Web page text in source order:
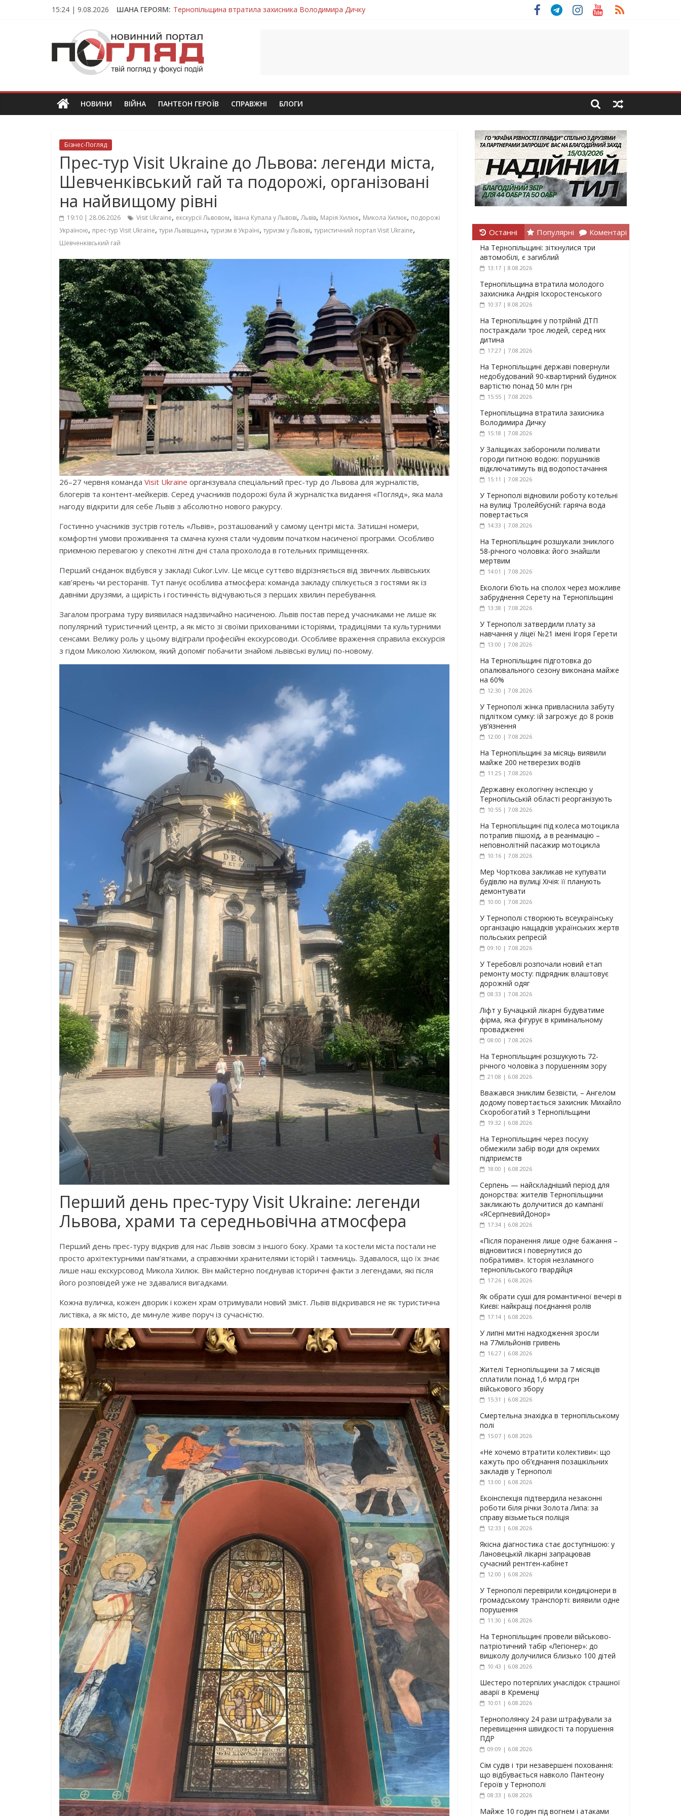
15:24 | 9.08.2026 ШАНА ГЕРОЯМ: Тернопільщина втратила захисника Володимира Дичку
На війні загинув молодий захисник Дмитро Березко з Тернопільщини
Тернопільщина втратила захисника Володимира Вельму
Тернопільщина втратила молодого захисника Андрія Іскоростенського
ПОГЛЯД
Новини
Тернополя.
новини
та
НОВИНИ ВІЙНА ПАНТЕОН ГЕРОЇВ СПРАВЖНІ БЛОГИ
Бізнес-Погляд
Прес-тур Visit Ukraine до Львова: легенди міста,
Шевченківський гай та подорожі, організовані
на найвищому рівні
19:10 | 28.06.2026 Visit Ukraine, екскурсії Львовом, Івана Купала у Львові,Львів, Марія Хилюк, Микола Хилюк, подорожі
Україною, прес-тур Visit Ukraine, тури Львівщина, туризм в Україні, туризм у Львові, туристичний портал Visit Ukraine,
Шевченківський гай
26–27 червня команда Visit Ukraine організувала спеціальний прес-тур до Львова для журналістів,
блогерів та контент-мейкерів. Серед учасників подорожі була й журналістка видання «Погляд», яка мала
нагоду відкрити для себе Львів з абсолютно нового ракурсу.
Гостинно учасників зустрів готель «Львів», розташований у самому центрі міста. Затишні номери,
комфортні умови проживання та смачна кухня стали чудовим початком насиченої програми. Особливо
приємною перевагою у спекотні літні дні стала прохолода в готельних приміщеннях.
Перший сніданок відбувся у закладі Cukor.Lviv. Це місце суттєво відрізняється від звичних львівських
кав’ярень чи ресторанів. Тут панує особлива атмосфера: команда закладу спілкується з гостями як із
давніми друзями, а щирість і гостинність відчуваються з перших хвилин перебування.
Загалом програма туру виявилася надзвичайно насиченою. Львів постав перед учасниками не лише як
популярний туристичний центр, а як місто зі своїми прихованими історіями, традиціями та культурними
сенсами. Велику роль у цьому відіграли професійні екскурсоводи. Особливе враження справила екскурсія
з гідом Миколою Хилюком, який допоміг побачити знайомі львівські вулиці по-новому.
Перший день прес-туру Visit Ukraine: легенди
Львова, храми та середньовічна атмосфера
Перший день прес-туру відкрив для нас Львів зовсім з іншого боку. Храми та костели міста постали не
просто архітектурними пам’ятками, а справжніми хранителями історій і таємниць. Здавалося, що їх знає
лише наш екскурсовод Микола Хилюк. Він майстерно поєднував історичні факти з легендами, які після
його розповідей уже не здавалися вигадками.
Кожна вуличка, кожен дворик і кожен храм отримували новий зміст. Львів відкривався не як туристична
листівка, а як місто, де минуле живе поруч із сучасністю.
Останні Популярні Коментарі
На Тернопільщині: зіткнулися три
автомобілі, є загиблий
13:17 | 8.08.2026
Тернопільщина втратила молодого
захисника Андрія Іскоростенського
10:37 | 8.08.2026
На Тернопільщині у потрійній ДТП
постраждали троє людей, серед них
дитина
17:27 | 7.08.2026
На Тернопільщині державі повернули
недобудований 90-квартирний будинок
вартістю понад 50 млн грн
15:55 | 7.08.2026
Тернопільщина втратила захисника
Володимира Дичку
15:18 | 7.08.2026
У Заліщиках заборонили поливати
городи питною водою: порушників
відключатимуть від водопостачання
15:11 | 7.08.2026
У Тернополі відновили роботу котельні
на вулиці Тролейбусній: гаряча вода
повертається
14:33 | 7.08.2026
На Тернопільщині розшукали зниклого
58-річного чоловіка: його знайшли
мертвим
14:01 | 7.08.2026
Екологи б’ють на сполох через можливе
забруднення Серету на Тернопільщині
13:38 | 7.08.2026
У Тернополі затвердили плату за
навчання у ліцеї №21 імені Ігоря Герети
13:00 | 7.08.2026
На Тернопільщині підготовка до
опалювального сезону виконана майже
на 60%
12:30 | 7.08.2026
У Тернополі жінка привласнила забуту
підлітком сумку: їй загрожує до 8 років
ув’язнення
12:00 | 7.08.2026
На Тернопільщині за місяць виявили
майже 200 нетверезих водіїв
11:25 | 7.08.2026
Державну екологічну інспекцію у
Тернопільській області реорганізують
10:55 | 7.08.2026
На Тернопільщині під колеса мотоцикла
потрапив пішохід, а в реанімацію –
неповнолітній пасажир мотоцикла
10:16 | 7.08.2026
Мер Чорткова закликав не купувати
будівлю на вулиці Хічія: її планують
демонтувати
10:00 | 7.08.2026
У Тернополі створюють всеукраїнську
організацію нащадків українських жертв
польських репресій
09:10 | 7.08.2026
У Теребовлі розпочали новий етап
ремонту мосту: підрядник влаштовує
дорожній одяг
08:33 | 7.08.2026
Ліфт у Бучацькій лікарні будуватиме
фірма, яка фігурує в кримінальному
провадженні
08:00 | 7.08.2026
На Тернопільщині розшукують 72-
річного чоловіка з порушенням зору
21:08 | 6.08.2026
Вважався зниклим безвісти, – Ангелом
додому повертається захисник Михайло
Скоробогатий з Тернопільщини
19:32 | 6.08.2026
На Тернопільщині через посуху
обмежили забір води для окремих
підприємств
18:00 | 6.08.2026
Серпень — найскладніший період для
донорства: жителів Тернопільщини
закликають долучитися до кампанії
«ЯСерпневийДонор»
17:34 | 6.08.2026
«Після поранення лише одне бажання –
відновитися і повернутися до
побратимів». Історія незламного
тернопільського гвардійця
17:26 | 6.08.2026
Як обрати суші для романтичної вечері в
Києві: найкращі поєднання ролів
17:14 | 6.08.2026
У липні митні надходження зросли
на 77мільйонів гривень
16:27 | 6.08.2026
Жителі Тернопільщини за 7 місяців
сплатили понад 1,6 млрд грн
військового збору
15:31 | 6.08.2026
Смертельна знахідка в тернопільському
полі
15:07 | 6.08.2026
«Не хочемо втратити колективи»: що
кажуть про об’єднання позашкільних
закладів у Тернополі
13:00 | 6.08.2026
Екоінспекція підтвердила незаконні
роботи біля річки Золота Липа: за
справу візьметься поліція
12:33 | 6.08.2026
Якісна діагностика стає доступнішою: у
Лановецькій лікарні запрацював
сучасний рентген-кабінет
12:00 | 6.08.2026
У Тернополі перевірили кондиціонери в
громадському транспорті: виявили одне
порушення
11:30 | 6.08.2026
На Тернопільщині провели військово-
патріотичний табір «Легіонер»: до
вишколу долучилися близько 100 дітей
10:43 | 6.08.2026
Шестеро потерпілих унаслідок страшної
аварії в Кременці
10:01 | 6.08.2026
Тернополянку 24 рази штрафували за
перевищення швидкості та порушення
ПДР
09:09 | 6.08.2026
Сім судів і три незавершені поховання:
що відбувається навколо Пантеону
Героїв у Тернополі
08:33 | 6.08.2026
Майже 10 годин під вогнем і атаками